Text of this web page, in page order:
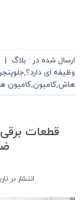
ارسال شده در : بلاگ |
وظیفه ای دارد؟,
هاش,کامیون‌,کامیون
قطعات
انتشار در